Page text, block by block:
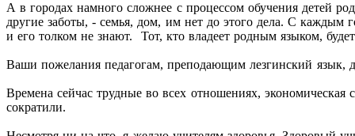
А в городах намного сложнее с процессом обучения детей
другие заботы, - семья, дом, им нет до этого дела. С каждым
и его толком не знают. Тот, кто владеет родным языком,
Ваши пожелания педагогам, преподающим лезгинский язык,
Времена сейчас трудные во всех отношениях, экономическая
сократили.